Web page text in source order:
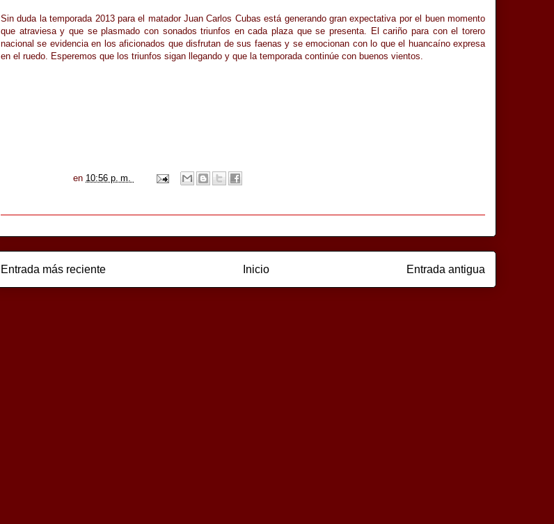
Sin duda la temporada 2013 para el matador Juan Carlos Cubas está generando gran expectativa por el buen momento
que atraviesa y que se plasmado con sonados triunfos en cada plaza que se presenta. El cariño para con el torero
nacional se evidencia en los aficionados que disfrutan de sus faenas y se emocionan con lo que el huancaíno expresa
en el ruedo. Esperemos que los triunfos sigan llegando y que la temporada continúe con buenos vientos.
en 10:56 p. m.
Entrada más reciente Entrada antigua
Inicio